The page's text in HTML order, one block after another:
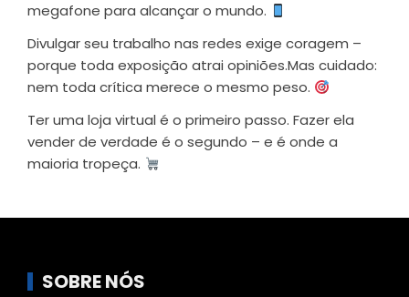
megafone para alcançar o mundo.
Divulgar seu trabalho nas redes exige coragem –
porque toda exposição atrai opiniões.Mas cuidado:
nem toda crítica merece o mesmo peso.
Ter uma loja virtual é o primeiro passo. Fazer ela
vender de verdade é o segundo – e é onde a
maioria tropeça.
SOBRE NÓS